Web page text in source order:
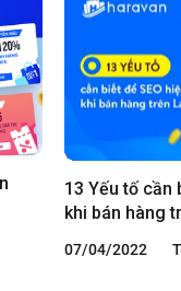
13 Yếu tố cần
khi bán hàng
07/04/2022